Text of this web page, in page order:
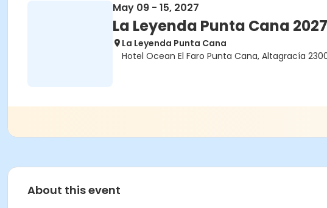
May 09 - 15, 2027
La Leyenda Punta Cana 2027
La Leyenda Punta Cana
Hotel Ocean El Faro Punta Cana, Altagracía
About this event